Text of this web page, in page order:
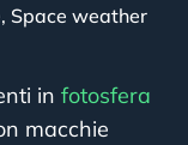
, Space weather
in fotosfera
macchie